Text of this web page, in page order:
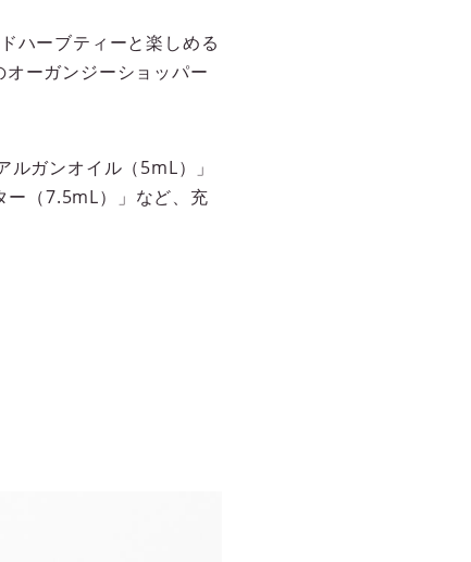
ハーブティーと楽しめる
ーガンジーショッパー
ガンオイル（5mL）」
ー（7.5mL）」など、充